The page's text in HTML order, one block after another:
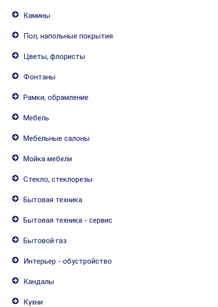
Камины
Пол, напольные покрытия
Цветы, флористы
Фонтаны
Рамки, обрамление
Мебель
Мебельные салоны
Мойка мебели
Стекло, стеклорезы
Бытовая техника
Бытовая техника - сервис
Бытовой газ
Интерьер - обустройство
Кандалы
Кухни